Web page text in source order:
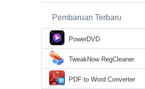
Pembaruan Terbaru
PowerDVD
TweakNow RegCleaner
PDF to Word Converter